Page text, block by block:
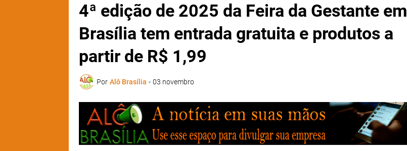
4ª edição de 2025 da Feira da Gestante em
Brasília tem entrada gratuita e produtos a
partir de R$ 1,99
Por Alô Brasília - 03 novembro